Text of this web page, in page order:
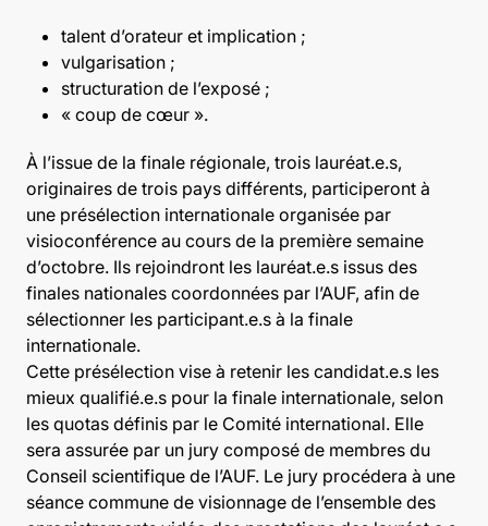
talent d’orateur et implication ;
vulgarisation ;
structuration de l’exposé ;
« coup de cœur ».
À l’issue de la finale régionale, trois lauréat.e.s,
originaires de trois pays différents, participeront à
une présélection internationale organisée par
visioconférence au cours de la première semaine
d’octobre. Ils rejoindront les lauréat.e.s issus des
finales nationales coordonnées par l’AUF, afin de
sélectionner les participant.e.s à la finale
internationale.
Cette présélection vise à retenir les candidat.e.s les
mieux qualifié.e.s pour la finale internationale, selon
les quotas définis par le Comité international. Elle
sera assurée par un jury composé de membres du
Conseil scientifique de l’AUF. Le jury procédera à une
séance commune de visionnage de l’ensemble des